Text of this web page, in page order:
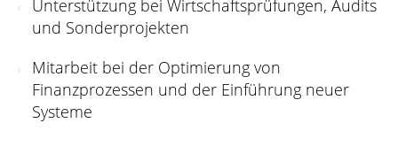
Unterstützung bei Wirtschaftsprüfungen, Audits
und Sonderprojekten
Mitarbeit bei der Optimierung von
Finanzprozessen und der Einführung neuer
Systeme